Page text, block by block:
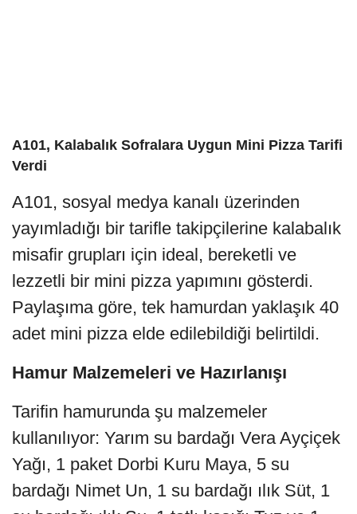
A101, Kalabalık Sofralara Uygun Mini Pizza Tarifi
Verdi
A101, sosyal medya kanalı üzerinden
yayımladığı bir tarifle takipçilerine kalabalık
misafir grupları için ideal, bereketli ve
lezzetli bir mini pizza yapımını gösterdi.
Paylaşıma göre, tek hamurdan yaklaşık 40
adet mini pizza elde edilebildiği belirtildi.
Hamur Malzemeleri ve Hazırlanışı
Tarifin hamurunda şu malzemeler
kullanılıyor: Yarım su bardağı Vera Ayçiçek
Yağı, 1 paket Dorbi Kuru Maya, 5 su
bardağı Nimet Un, 1 su bardağı ılık Süt, 1